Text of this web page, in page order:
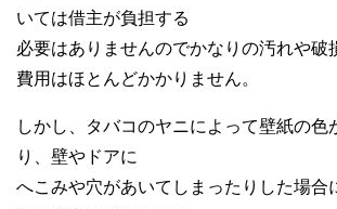
いては借主が負担する
必要はありませんのでかなりの汚れや破
費用はほとんどかかりません。
しかし、タバコのヤニによって壁紙の色
り、壁やドアに
へこみや穴があいてしまったりした場合